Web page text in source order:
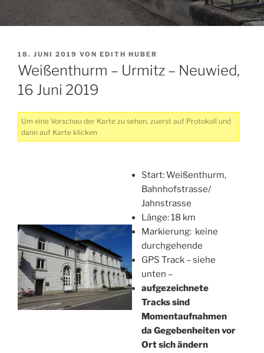
VERÖFFENTLICHT
AM
18. JUNI 2019 VON EDITH HUBER
Weißenthurm – Urmitz – Neuwied,
16 Juni 2019
Um eine Vorschau der Karte zu sehen, zuerst auf Protokoll und
dann auf Karte klicken
Start: Weißenthurm,
Bahnhofstrasse/
Jahnstrasse
Länge: 18 km
Markierung: keine
durchgehende
GPS Track – siehe
unten –
aufgezeichnete
Tracks sind
Momentaufnahmen
da Gegebenheiten vor
Ort sich ändern